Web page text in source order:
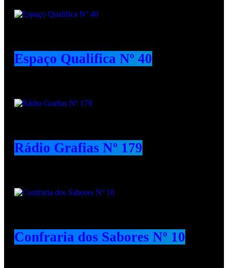
Espaço Qualifica Nº 40
Rádio Grafias Nº 179
Confraria dos Sabores Nº 10